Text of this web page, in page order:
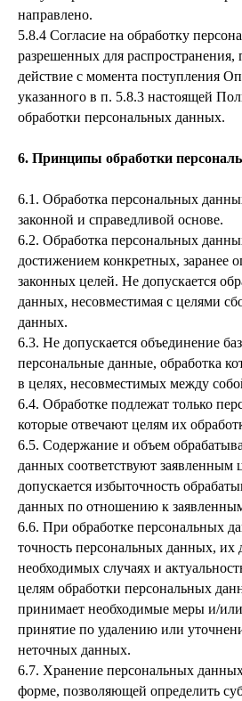
направлено.
5.8.4 Согласие на обработку
разрешенных для распространения,
действие с момента поступления
указанного в п. 5.8.3 настоящей
обработки персональных данных.
6. Принципы обработки
6.1. Обработка персональных
законной и справедливой основе.
6.2. Обработка персональных
достижением конкретных, заранее
законных целей. Не допускается
данных, несовместимая с целями
данных.
6.3. Не допускается объединение
персональные данные, обработка
в целях, несовместимых между
6.4. Обработке подлежат только
которые отвечают целям их
6.5. Содержание и объем
данных соответствуют заявленным
допускается избыточность
данных по отношению к
6.6. При обработке персональных
точность персональных данных, их
необходимых случаях и
целям обработки персональных
принимает необходимые меры и/
принятие по удалению или
неточных данных.
6.7. Хранение персональных
форме, позволяющей определить